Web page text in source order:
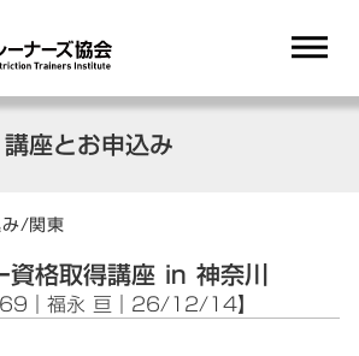
講座とお申込み
/関東
格取得講座 in 神奈川
｜福永 亘｜26/12/14】
dehaze